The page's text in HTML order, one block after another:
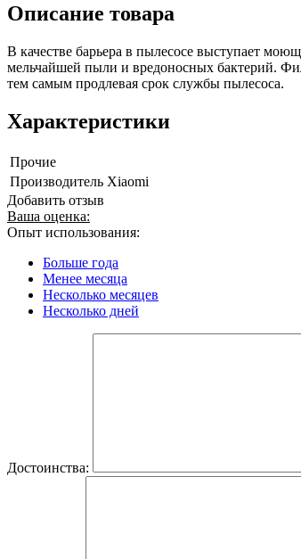
Описание товара
В качестве барьера в пылесосе выступает
мельчайшей пыли и вредоносных бактерий.
тем самым продлевая срок службы пылесоса.
Характеристики
Прочие
Производитель Xiaomi
Добавить отзыв
Ваша оценка:
Опыт использования:
Больше года
Менее месяца
Несколько месяцев
Несколько дней
Достоинства: